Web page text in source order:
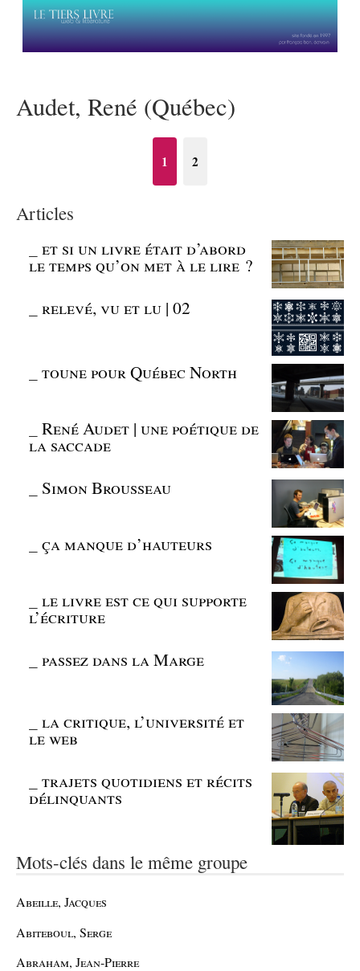
Audet, René (Québec)
1 2
Articles
_et si un livre était d’abord
le temps qu’on met à le lire ?
_relevé, vu et lu | 02
_toune pour Québec North
_René Audet | une poétique de
la saccade
Simon Brousseau
_ça manque d’hauteurs
_le livre est ce qui supporte
l’écriture
_passez dans la Marge
_la critique, l’université et
le web
_trajets quotidiens et récits
délinquants
Mots-clés dans le même groupe
Abeille, Jacques
Abiteboul, Serge
Abraham, Jean-Pierre